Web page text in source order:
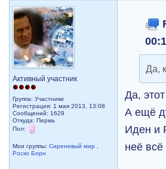
Активный участник
Группа: Участники
Регистрация: 1 мая 2013, 13:08
Сообщений: 1629
Откуда: Пермь
Пол:
Мои группы:Сиреневый мир
Роско Борн
Да,
Да,
А ещё
Иден и
неё